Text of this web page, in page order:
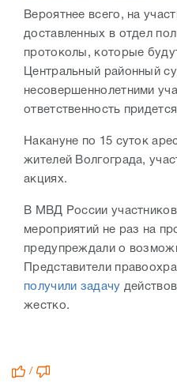
Вероятнее всего, на
доставленных в отдел
протоколы, которые
Центральный районный
несовершеннолетними
ответственность
Накануне по 15 суток
жителей Волгограда,
акциях.
В МВД России
мероприятий не раз на
предупреждали о
Представители
получили задачу
жестко.
/